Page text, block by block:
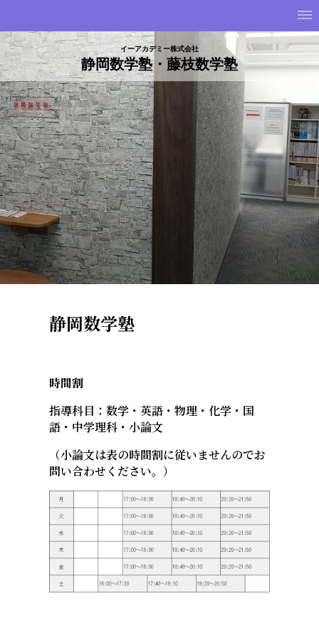
イーアカデミー株式会社
静岡数学塾・藤枝数学塾
静岡数学塾
時間割
指導科目：数学・英語・物理・化学・国
語・中学理科・小論文
（小論文は表の時間割に従いませんのでお
問い合わせください。）